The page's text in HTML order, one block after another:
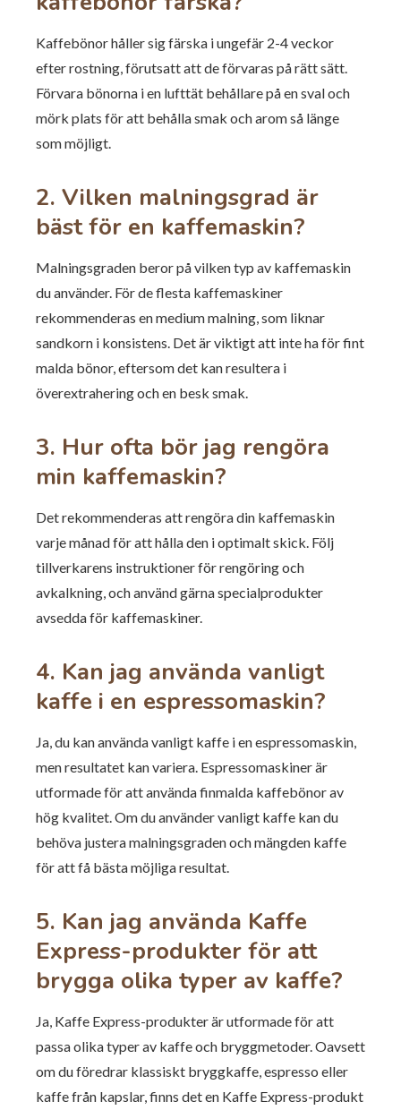
Kaffebönor håller sig färska i ungefär 2-4 veckor
efter rostning, förutsatt att de förvaras på rätt sätt.
Förvara bönorna i en lufttät behållare på en sval och
mörk plats för att behålla smak och arom så länge
som möjligt.
2. Vilken malningsgrad är
bäst för en kaffemaskin?
Malningsgraden beror på vilken typ av kaffemaskin
du använder. För de flesta kaffemaskiner
rekommenderas en medium malning, som liknar
sandkorn i konsistens. Det är viktigt att inte ha för fint
malda bönor, eftersom det kan resultera i
överextrahering och en besk smak.
3. Hur ofta bör jag rengöra
min kaffemaskin?
Det rekommenderas att rengöra din kaffemaskin
varje månad för att hålla den i optimalt skick. Följ
tillverkarens instruktioner för rengöring och
avkalkning, och använd gärna specialprodukter
avsedda för kaffemaskiner.
4. Kan jag använda vanligt
kaffe i en espressomaskin?
Ja, du kan använda vanligt kaffe i en espressomaskin,
men resultatet kan variera. Espressomaskiner är
utformade för att använda finmalda kaffebönor av
hög kvalitet. Om du använder vanligt kaffe kan du
behöva justera malningsgraden och mängden kaffe
för att få bästa möjliga resultat.
5. Kan jag använda Kaffe
Express-produkter för att
brygga olika typer av kaffe?
Ja, Kaffe Express-produkter är utformade för att
passa olika typer av kaffe och bryggmetoder. Oavsett
om du föredrar klassiskt bryggkaffe, espresso eller
kaffe från kapslar, finns det en Kaffe Express-produkt